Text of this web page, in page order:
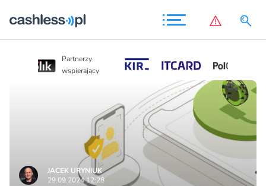
Partnerzy
wspierający
JACEK URYNIUK
29.09.2024 12:28